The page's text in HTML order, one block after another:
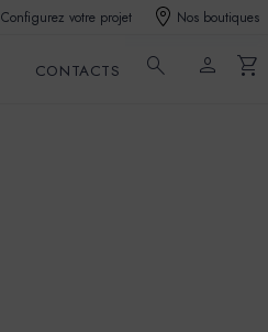
Configurez votre projet Nos boutiques
CONTACTS search person shopping_cart